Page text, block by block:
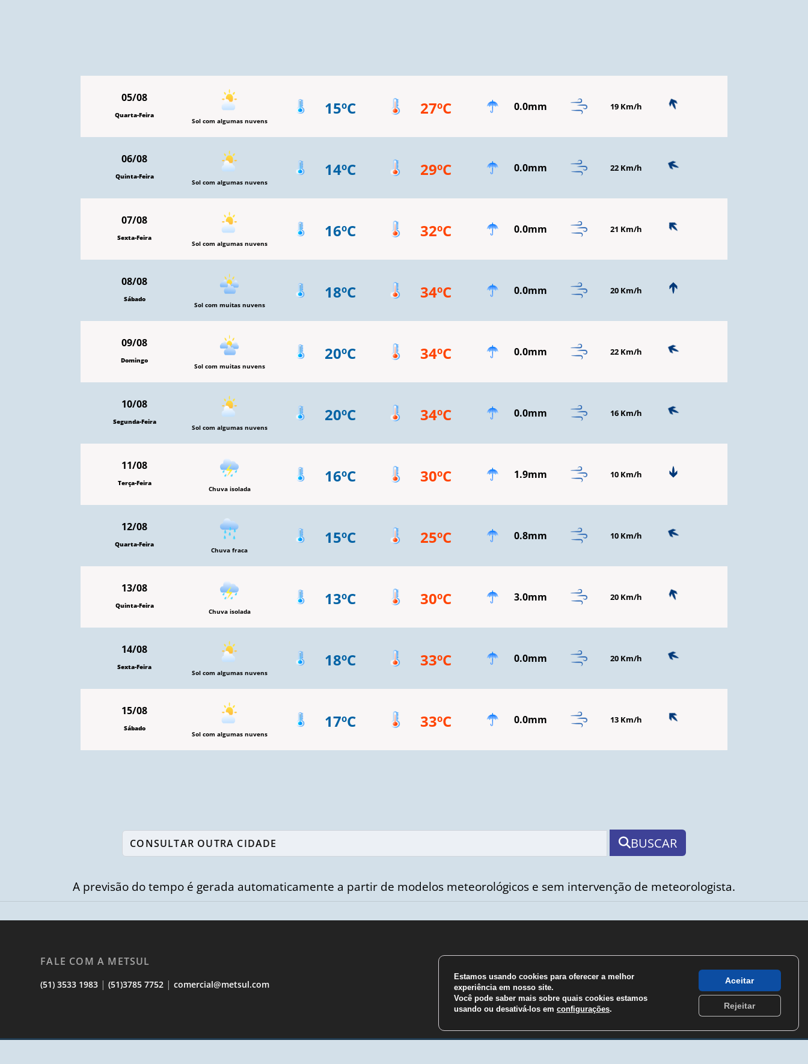
05/08
Quarta-Feira
Sol com algumas nuvens
15ºC 27ºC 0.0mm 19 Km/h
06/08
Quinta-Feira
Sol com algumas nuvens
14ºC 29ºC 0.0mm 22 Km/h
07/08
Sexta-Feira
Sol com algumas nuvens
16ºC 32ºC 0.0mm 21 Km/h
08/08
Sábado
Sol com muitas nuvens
18ºC 34ºC 0.0mm 20 Km/h
09/08
Domingo
Sol com muitas nuvens
20ºC 34ºC 0.0mm 22 Km/h
10/08
Segunda-Feira
Sol com algumas nuvens
20ºC 34ºC 0.0mm 16 Km/h
11/08
Terça-Feira
Chuva isolada
16ºC 30ºC 1.9mm 10 Km/h
12/08
Quarta-Feira
Chuva fraca
15ºC 25ºC 0.8mm 10 Km/h
13/08
Quinta-Feira
Chuva isolada
13ºC 30ºC 3.0mm 20 Km/h
14/08
Sexta-Feira
Sol com algumas nuvens
18ºC 33ºC 0.0mm 20 Km/h
15/08
Sábado
Sol com algumas nuvens
17ºC 33ºC 0.0mm 13 Km/h
BUSCAR
A previsão do tempo é gerada automaticamente a partir de modelos meteorológicos e sem intervenção de meteorologista.
FALE COM A METSUL
(51) 3533 1983 |(51)3785 7752 |comercial@metsul.com
Estamos usando cookies para oferecer a melhor
experiência em nosso site.
Você pode saber mais sobre quais cookies estamos
usando ou desativá-los em configurações.
Aceitar
Rejeitar